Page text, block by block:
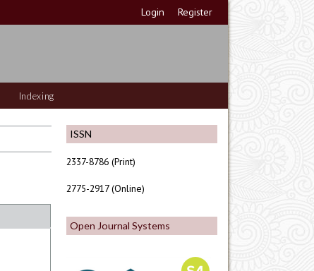
Login Register
Indexing
ISSN
2337-8786 (Print)
2775-2917 (Online)
Open Journal Systems